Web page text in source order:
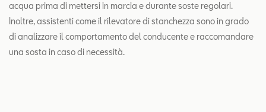
acqua prima di mettersi in marcia e durante soste regolari.
Inoltre, assistenti come il rilevatore di stanchezza sono in grado
di analizzare il comportamento del conducente e raccomandare
una sosta in caso di necessità.